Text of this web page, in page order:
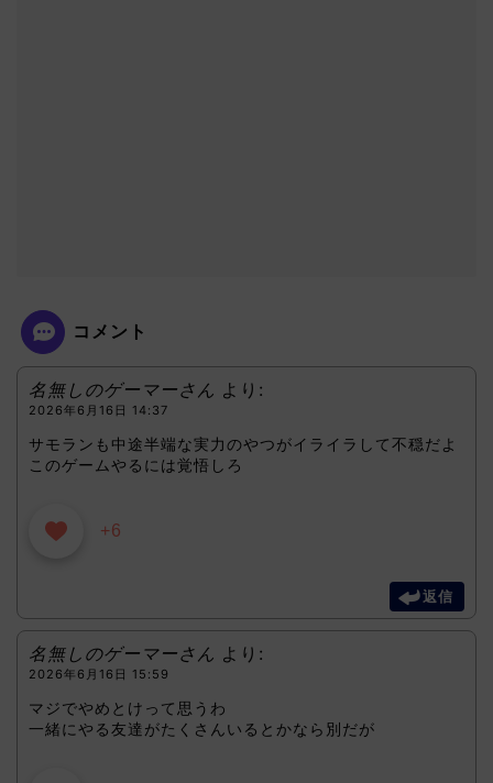
コメント
名無しのゲーマーさん より:
2026年6月16日 14:37
サモランも中途半端な実力のやつがイライラして不穏だよ
このゲームやるには覚悟しろ
+6
返信
名無しのゲーマーさん より:
2026年6月16日 15:59
マジでやめとけって思うわ
一緒にやる友達がたくさんいるとかなら別だが